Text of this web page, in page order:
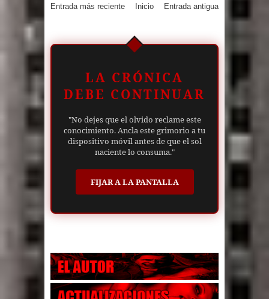
Entrada más reciente Entrada antigua
Inicio
LA CRÓNICA
DEBE CONTINUAR
"No dejes que el olvido reclame este
conocimiento. Ancla este grimorio a tu
dispositivo móvil antes de que el sol
naciente lo consuma."
FIJAR A LA PANTALLA